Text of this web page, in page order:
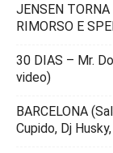
JENSEN TORNA
RIMORSO E
30 DIAS – Mr.
video)
BARCELONA
Cupido, Dj